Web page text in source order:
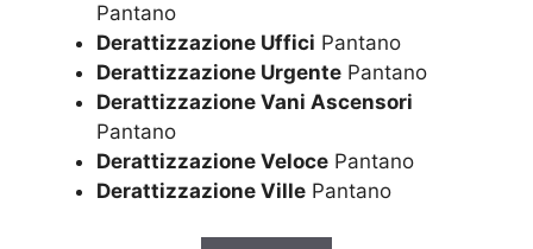
Pantano
Derattizzazione Uffici Pantano
Derattizzazione Urgente Pantano
Derattizzazione Vani Ascensori
Pantano
Derattizzazione Veloce Pantano
Derattizzazione Ville Pantano